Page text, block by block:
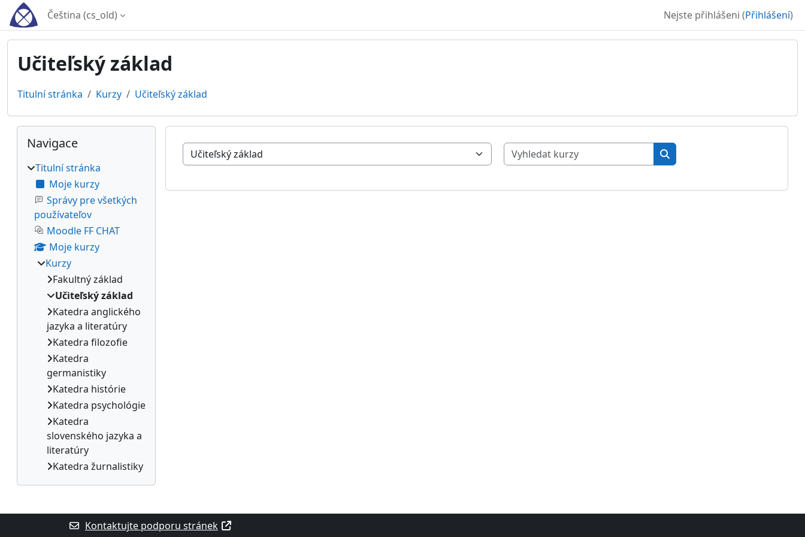
Přejít k hlavnímu obsahu
Čeština ‎(cs_old)‎ Nejste přihlášeni (Přihlášení)
Učiteľský základ
Titulní stránka Kurzy Učiteľský základ
Kategorie kurzů
Vyhledat kurzy
Vyhledat kurzy
Bloky
Přeskočit: Navigace
Navigace
Titulní stránka
Moje kurzy
Správy pre všetkých
používateľov
Moodle FF CHAT
Moje kurzy
Kurzy
Fakultný základ
Učiteľský základ
Katedra anglického
jazyka a literatúry
Katedra filozofie
Katedra
germanistiky
Katedra histórie
Katedra psychológie
Katedra
slovenského jazyka a
literatúry
Katedra žurnalistiky
Kontaktujte podporu stránek